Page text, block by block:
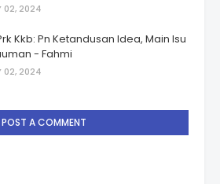
02, 2024
Kkb: Pn Ketandusan Idea, Main Isu
- Fahmi
02, 2024
POST A COMMENT